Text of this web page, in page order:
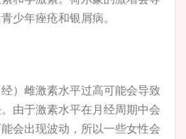
少年痤疮和银屑病。
）雌激素水平过高可能会导致
由于激素水平在月经周期中会
会出现波动，所以一些女性会